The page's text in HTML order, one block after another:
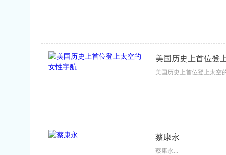
美国历史上首位登
美国历史上首位登上太空
蔡康永
蔡康永...